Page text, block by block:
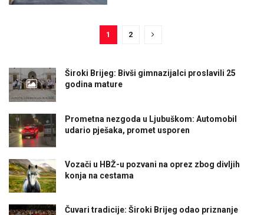
1 2
Široki Brijeg: Bivši gimnazijalci proslavili 25
godina mature
Prometna nezgoda u Ljubuškom: Automobil
udario pješaka, promet usporen
Vozači u HBŽ-u pozvani na oprez zbog divljih
konja na cestama
Čuvari tradicije: Široki Brijeg odao priznanje